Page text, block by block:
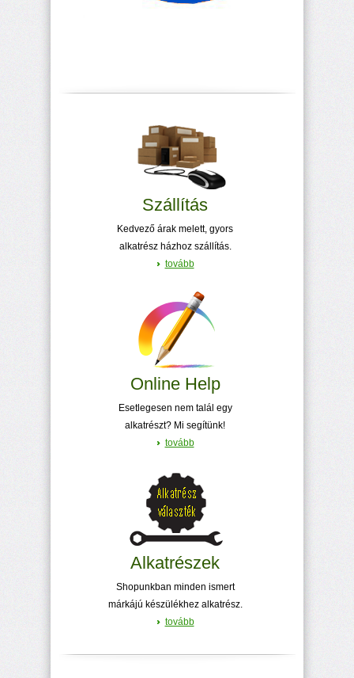
Szállítás
Kedvező árak melett, gyors
alkatrész házhoz szállítás.
tovább
Online Help
Esetlegesen nem talál egy
alkatrészt? Mi segítünk!
tovább
Alkatrészek
Shopunkban minden ismert
márkájú készülékhez alkatrész.
tovább